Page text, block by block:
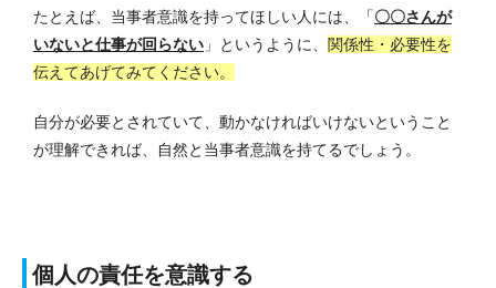
たとえば、当事者意識を持ってほしい人には、「〇〇さんが
いないと仕事が回らない 」というように、 関係性・必要性を
伝えてあげてみてください。
自分が必要とされていて、動かなければいけないということ
が理解できれば、自然と当事者意識を持てるでしょう。
個人の責任を意識する